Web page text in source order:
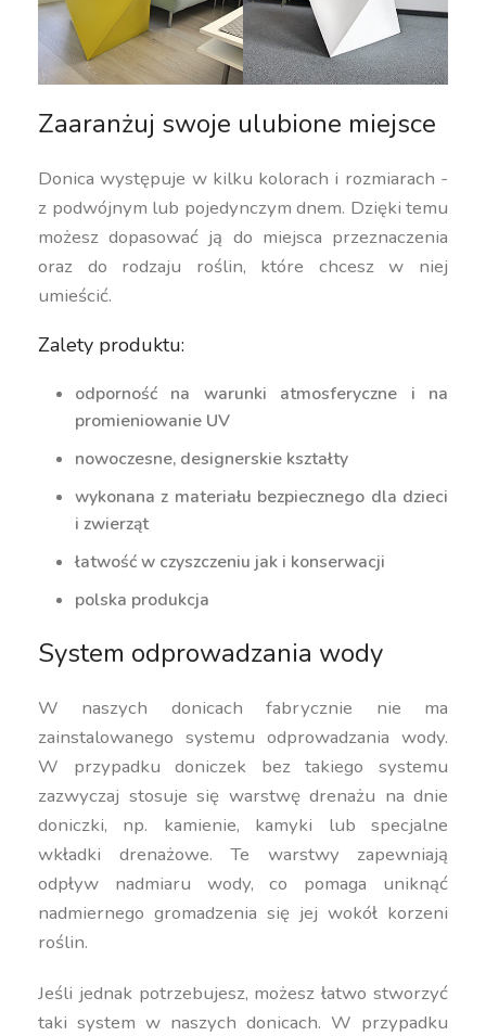
Zaaranżuj swoje ulubione miejsce
Donica występuje w kilku kolorach i rozmiarach -
z podwójnym lub pojedynczym dnem. Dzięki temu
możesz dopasować ją do miejsca przeznaczenia
oraz do rodzaju roślin, które chcesz w niej
umieścić.
Zalety produktu:
odporność na warunki atmosferyczne i na
promieniowanie UV
nowoczesne, designerskie kształty
wykonana z materiału bezpiecznego dla dzieci
i zwierząt
łatwość w czyszczeniu jak i konserwacji
polska produkcja
System odprowadzania wody
W naszych donicach fabrycznie nie ma
zainstalowanego systemu odprowadzania wody.
W przypadku doniczek bez takiego systemu
zazwyczaj stosuje się warstwę drenażu na dnie
doniczki, np. kamienie, kamyki lub specjalne
wkładki drenażowe. Te warstwy zapewniają
odpływ nadmiaru wody, co pomaga uniknąć
nadmiernego gromadzenia się jej wokół korzeni
roślin.
Jeśli jednak potrzebujesz, możesz łatwo stworzyć
taki system w naszych donicach. W przypadku